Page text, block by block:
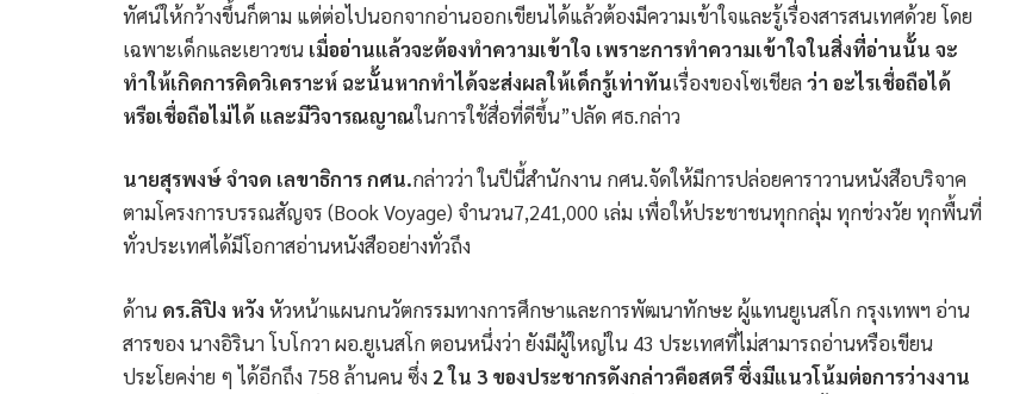
ทัศน์ให้กว้างขึ้นก็ตาม แต่ต่อไปนอกจากอ่านออกเขียนได้แล้วต้องมีความเข้าใจและรู้เรื่องสารสนเทศด้วย โดย
เฉพาะเด็กและเยาวชน เมื่ออ่านแล้วจะต้องทำความเข้าใจ เพราะการทำความเข้าใจในสิ่งที่อ่านนั้น จะ
ทำให้เกิดการคิดวิเคราะห์ ฉะนั้นหากทำได้จะส่งผลให้เด็กรู้เท่าทันเรื่องของโซเชียล ว่า อะไรเชื่อถือได้
หรือเชื่อถือไม่ได้ และมีวิจารณญาณในการใช้สื่อที่ดีขึ้น”ปลัด ศธ.กล่าว
นายสุรพงษ์ จำจด เลขาธิการ กศน.กล่าวว่า ในปีนี้สำนักงาน กศน.จัดให้มีการปล่อยคาราวานหนังสือบริจาค
ตามโครงการบรรณสัญจร (Book Voyage) จำนวน7,241,000 เล่ม เพื่อให้ประชาชนทุกกลุ่ม ทุกช่วงวัย ทุกพื้นที่
ทั่วประเทศได้มีโอกาสอ่านหนังสืออย่างทั่วถึง
ด้าน ดร.ลิปิง หวัง หัวหน้าแผนกนวัตกรรมทางการศึกษาและการพัฒนาทักษะ ผู้แทนยูเนสโก กรุงเทพฯ อ่าน
สารของ นางอิรินา โบโกวา ผอ.ยูเนสโก ตอนหนึ่งว่า ยังมีผู้ใหญ่ใน 43 ประเทศที่ไม่สามารถอ่านหรือเขียน
ประโยคง่าย ๆ ได้อีกถึง 758 ล้านคน ซึ่ง 2 ใน 3 ของประชากรดังกล่าวคือสตรี ซึ่งมีแนวโน้มต่อการว่างงาน